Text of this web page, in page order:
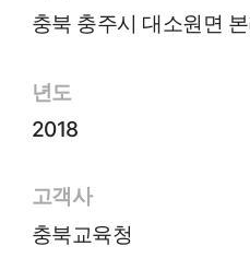
충북 충주시 대소원면
년도
2018
고객사
충북교육청